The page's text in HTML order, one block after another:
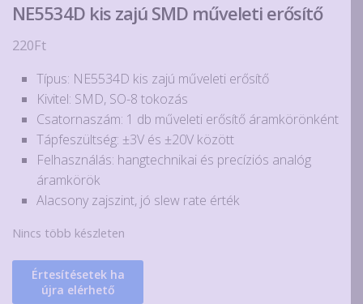
NE5534D kis zajú SMD műveleti erősítő
220Ft
Típus: NE5534D kis zajú műveleti erősítő
Kivitel: SMD, SO-8 tokozás
Csatornaszám: 1 db műveleti erősítő áramkörönként
Tápfeszültség: ±3V és ±20V között
Felhasználás: hangtechnikai és precíziós analóg
áramkörök
Alacsony zajszint, jó slew rate érték
Nincs több készleten
Értesítésetek ha
újra elérhető